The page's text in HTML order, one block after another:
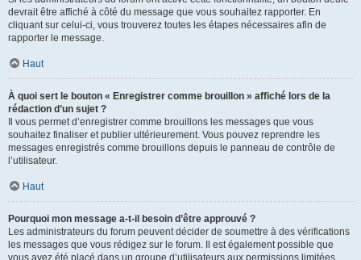
devrait être affiché à côté du message que vous souhaitez rapporter. En
cliquant sur celui-ci, vous trouverez toutes les étapes nécessaires afin de
rapporter le message.
Haut
À quoi sert le bouton « Enregistrer comme brouillon » affiché lors de la
rédaction d’un sujet ?
Il vous permet d’enregistrer comme brouillons les messages que vous
souhaitez finaliser et publier ultérieurement. Vous pouvez reprendre les
messages enregistrés comme brouillons depuis le panneau de contrôle de
l’utilisateur.
Haut
Pourquoi mon message a-t-il besoin d’être approuvé ?
Les administrateurs du forum peuvent décider de soumettre à des vérifications
les messages que vous rédigez sur le forum. Il est également possible que
vous ayez été placé dans un groupe d’utilisateurs aux permissions limitées.